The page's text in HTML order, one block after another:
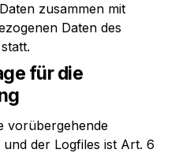
zusammen mit
Daten des
für die
vorübergehende
der Logfiles ist Art. 6